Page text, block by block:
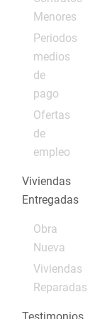
Menores
Periodos
medios
de
pago
Ofertas
de
empleo
Viviendas
Entregadas
Obra
Nueva
Viviendas
Reparadas